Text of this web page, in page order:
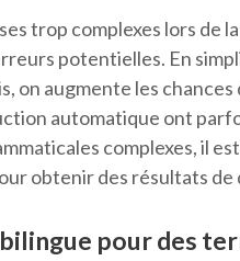
trop complexes lors de
potentielles. En
on augmente les
automatique ont
complexes, il
obtenir des résultats de
pour des